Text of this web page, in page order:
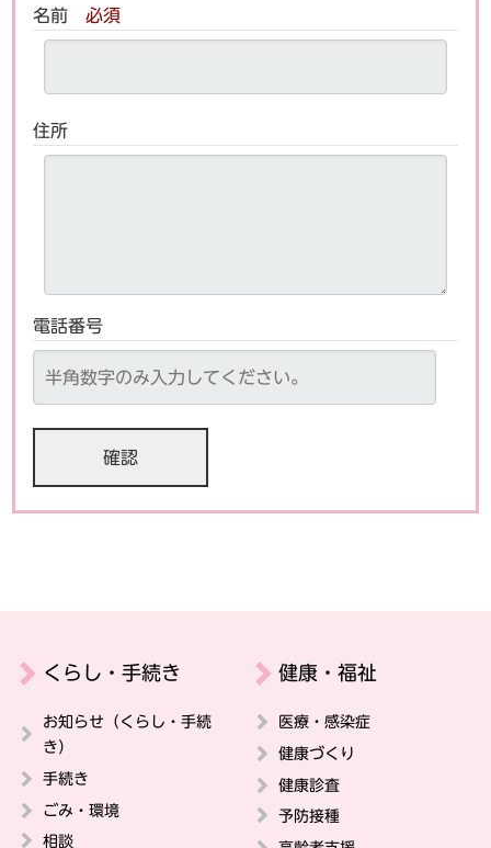
名前 必須
住所
電話番号
くらし・手続き
お知らせ（くらし・手続
き）
手続き
ごみ・環境
相談
健康・福祉
医療・感染症
健康づくり
健康診査
予防接種